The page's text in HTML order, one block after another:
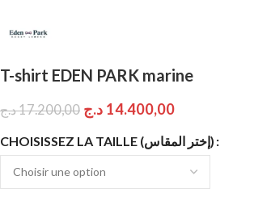
T-shirt EDEN PARK marine
17.200,00د.ج 14.400,00 د.ج
CHOISISSEZ LA TAILLE (إختر المقاس)